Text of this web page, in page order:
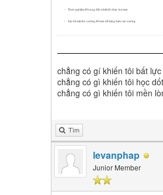
- Thực nghiệm để nung đến nhiệt độ chảy của men
- Tạo bề mặt cho xương để men dễ dàng bám vào xương
chẳng có gí khiến tôi bất
chẳng có gì khiến tôi học
chẳng có gì khiến tôi mền
Tìm
levanphap
Junior Member